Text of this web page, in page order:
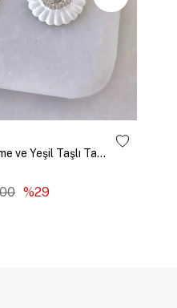
Altın Kaplama Gömme ve Yeşil Taşlı Tasarım Küpe Gümüş
%29